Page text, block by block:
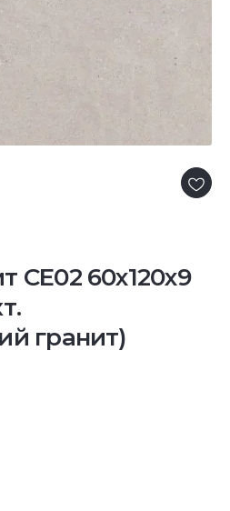
CE02 60x120x9
гранит)